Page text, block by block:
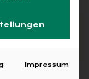
Impressum